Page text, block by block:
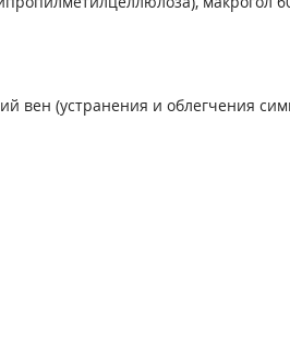
вен (устранения и облегчения